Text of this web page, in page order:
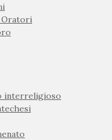
Oratori
interreligioso